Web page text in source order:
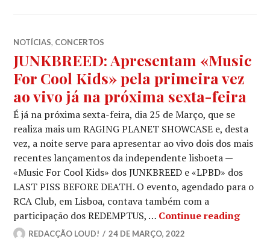
NOTÍCIAS, CONCERTOS
JUNKBREED: Apresentam «Music
For Cool Kids» pela primeira vez
ao vivo já na próxima sexta-feira
É já na próxima sexta-feira, dia 25 de Março, que se
realiza mais um RAGING PLANET SHOWCASE e, desta
vez, a noite serve para apresentar ao vivo dois dos mais
recentes lançamentos da independente lisboeta —
«Music For Cool Kids» dos JUNKBREED e «LPBD» dos
LAST PISS BEFORE DEATH. O evento, agendado para o
RCA Club, em Lisboa, contava também com a
participação dos REDEMPTUS, … Continue reading
REDACÇÃO LOUD! 24 DE MARÇO, 2022